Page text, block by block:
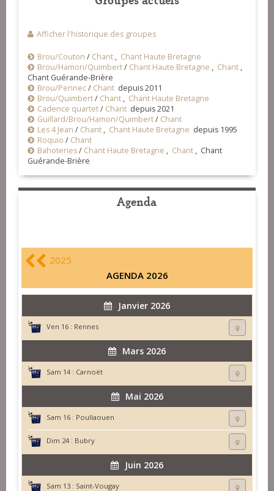
Afficher l'historique des groupes
Brou/Couton / Chant , Chant Haute Bretagne
Brou/Hamon/Quimbert/ Chant Haute Bretagne , Chant ,
Chant Guérande-Brière
Brou/Pennec/ Chant depuis 2011
Brou/Quimbert/ Chant , Chant Haute Bretagne
Cadence quartet/ Chant depuis 2021
Guillard/Brou/Hamon/Quimbert/ Chant
Les 4 Jean / Chant , Chant Haute Bretagne depuis 1995
Roquio / Chant
Bahoteries/ Chant Haute Bretagne , Chant , Chant
Guérande-Brière
Agenda
2025
AGENDA 2026
Janvier 2026
Ven 16 : Rennes
Mars 2026
Sam 14 : Carnoët
Mai 2026
Sam 16 : Poullaouen
Dim 24 : Bubry
Juin 2026
Sam 13 : Saint-Vougay